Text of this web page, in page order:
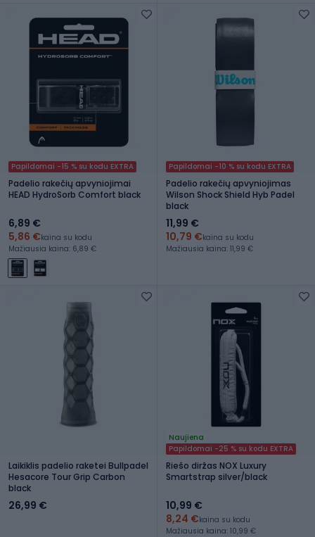
Papildomai -15 % su kodu EXTRA
Padelio rakečių apvyniojimai
HEAD HydroSorb Comfort black
6,89 €
5,86 €kaina su kodu
Mažiausia kaina: 6,89 €
Papildomai -10 % su kodu EXTRA
Padelio rakečių apvyniojimas
Wilson Shock Shield Hyb Padel
black
11,99 €
10,79 €kaina su kodu
Mažiausia kaina: 11,99 €
Laikiklis padelio raketei Bullpadel
Hesacore Tour Grip Carbon
black
26,99 €
Naujiena
Papildomai -25 % su kodu EXTRA
Riešo diržas NOX Luxury
Smartstrap silver/black
10,99 €
8,24 €kaina su kodu
Mažiausia kaina: 10,99 €